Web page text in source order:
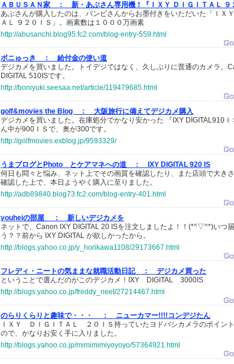
ＡＢＵＳＡＮ家 ：
新・あぶさん専用機！『ＩＸＹ ＤＩＧＩＴＡＬ ９
あぶさんが購入したのは、バンビさんからお墨付きをいただいた「ＩＸ
ＡＬ ９２０ＩＳ」。画素数は１０００万画素
http://abusanchi.blog95.fc2.com/blog-entry-559.html
ボニゅっき ：
給付金の使い道
デジカメを買いました。トイデジではなく、久しぶりに普通のカメラ。
DIGITAL 510ISです。
http://boniyuki.seesaa.net/article/119479685.html
golf&movies the Blog ：
大阪旅行に備えてデジカメ購入
デジカメを買いました。在庫処分でかなり安かった 『IXY DIGITAL910Ｉ
ん中が900ＩＳで、奥が300です。
http://golfmovies.exblog.jp/9593329/
うまブログとPhoto とケアマネへの道 ：
IXY DIGITAL 920 IS
何日も悶々と悩み、ネット上でその画質を確認したり、また店頭で大き
確認した上で、本日ようやく購入に至りました。
http://adb89840.blog73.fc2.com/blog-entry-401.html
youheiの部屋 ：
新しいデジカメを
ネットで、Canon IXY DIGITAL 20 ISを注文しましたよ！！(*^▽^*)いつ
う？？前から IXY DIGITAL が欲しかったから。
http://blogs.yahoo.co.jp/y_horikawa1108/29173667.html
フレディ・ニートの気ままな就職活動日記 ：
デジカメ買った
ということで選んだのがこのデジカメ！IXY DIGITAL 3000IS
http://blogs.yahoo.co.jp/freddy_neet/27214467.html
のらりくらりと趣味で・・・ ：
ニューカマー!!!!コンデジたん
ＩＸＹ ＤＩＧＩＴＡＬ ２０ＩＳ持っていたヨドバシカメラのポイン
ので、かなりお安く手に入りました。
http://blogs.yahoo.co.jp/mimimimiyoyoyo/57364921.html